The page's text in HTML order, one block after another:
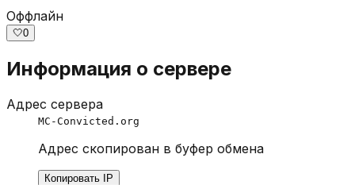
Оффлайн
🤍0
Информация о сервере
Адрес сервера
MC-Convicted.org
Адрес скопирован в буфер обмена
Копировать IP